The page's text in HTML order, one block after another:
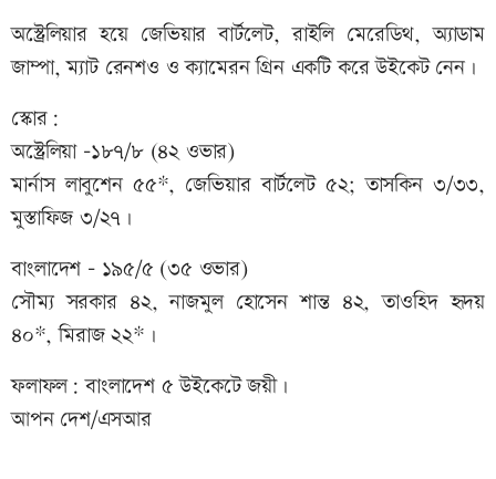
অস্ট্রেলিয়ার হয়ে জেভিয়ার বার্টলেট, রাইলি মেরেডিথ, অ্যাডাম
জাম্পা, ম্যাট রেনশও ও ক্যামেরন গ্রিন একটি করে উইকেট নেন।
স্কোর:
অস্ট্রেলিয়া –১৮৭/৮ (৪২ ওভার)
মার্নাস লাবুশেন ৫৫*, জেভিয়ার বার্টলেট ৫২; তাসকিন ৩/৩৩,
মুস্তাফিজ ৩/২৭।
বাংলাদেশ – ১৯৫/৫ (৩৫ ওভার)
সৌম্য সরকার ৪২, নাজমুল হোসেন শান্ত ৪২, তাওহিদ হৃদয়
৪০*, মিরাজ ২২*।
ফলাফল: বাংলাদেশ ৫ উইকেটে জয়ী।
আপন দেশ/এসআর